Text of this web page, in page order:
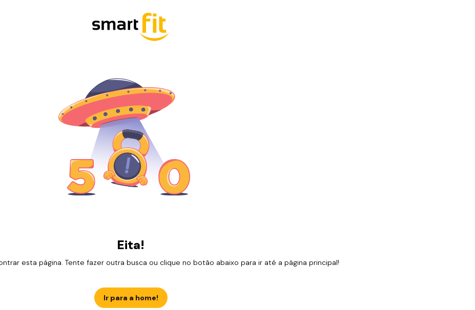
Eita!
esta página. Tente fazer outra busca ou clique no botão abaixo para ir até a página principal!
Ir para a home!